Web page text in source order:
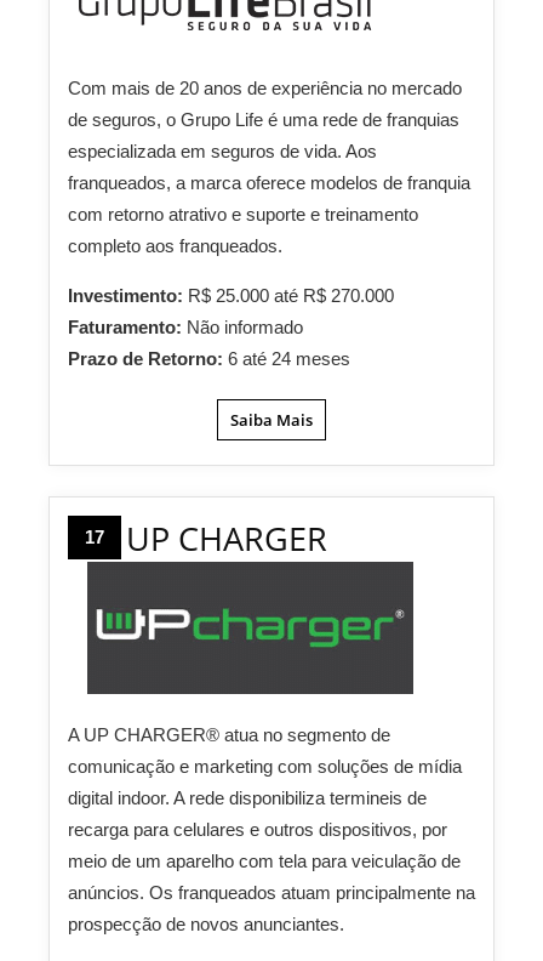
Com mais de 20 anos de experiência no mercado
de seguros, o Grupo Life é uma rede de franquias
especializada em seguros de vida. Aos
franqueados, a marca oferece modelos de franquia
com retorno atrativo e suporte e treinamento
completo aos franqueados.
Investimento: R$ 25.000 até R$ 270.000
Faturamento: Não informado
Prazo de Retorno: 6 até 24 meses
Saiba Mais
17 UP CHARGER
A UP CHARGER® atua no segmento de
comunicação e marketing com soluções de mídia
digital indoor. A rede disponibiliza termineis de
recarga para celulares e outros dispositivos, por
meio de um aparelho com tela para veiculação de
anúncios. Os franqueados atuam principalmente na
prospecção de novos anunciantes.